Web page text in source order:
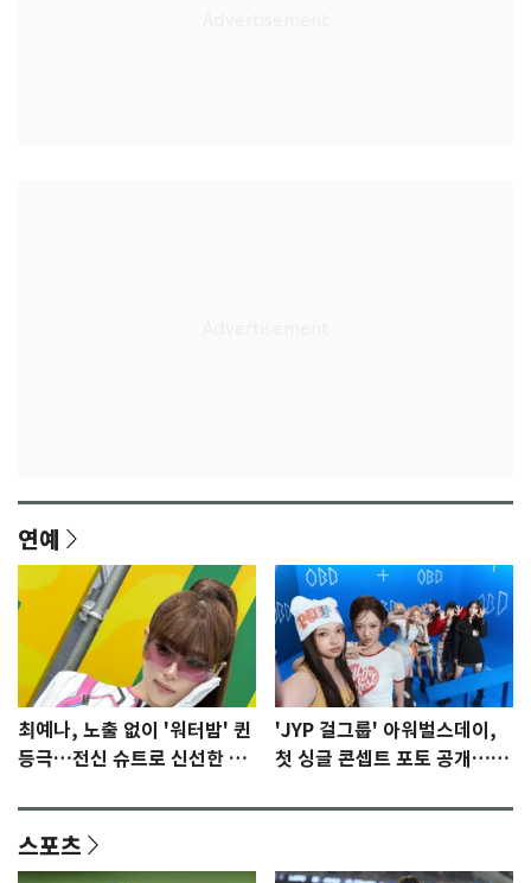
연예
최예나, 노출 없이 '워터밤' 퀸
등극…전신 슈트로 신선한 충
'JYP 걸그룹' 아워벌스데이,
첫 싱글 콘셉트 포토 공개…청
스포츠